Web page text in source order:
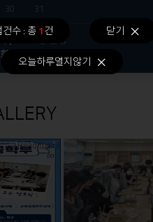
건수 : 총1건
닫기
오늘하루열지않기
30
31
)
수강 신청
)
후기 학위수여식
Read more